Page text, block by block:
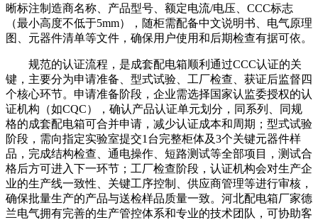
晰标注制造商名称、产品型号、额定电流/电压、CCC标志
（最小高度不低于5mm），随柜需配备中文说明书、电气原理
图、元器件清单等文件，确保用户使用和后期检查有据可依。
规范的认证流程，是成套配电箱顺利通过CCC认证的关
键，主要分为申请准备、型式试验、工厂检查、获证后监督四
个核心环节。申请准备阶段，企业需选择国家认监委授权的认
证机构（如CQC），确认产品认证单元划分，同系列、同规
格的成套配电箱可合并申请，减少认证成本和周期；型式试验
阶段，需向指定实验室提交1台完整柜体及3个关键元器件样
品，完成结构检查、通电操作、短路测试等全部项目，测试合
格后方可进入下一环节；工厂检查阶段，认证机构会对生产企
业的生产线一致性、关键工序控制、供应商管理等进行审核，
确保批量生产的产品与送检样品质量一致。河北配电箱厂家德
兰电气拥有完善的生产管控体系和专业的技术团队，可协助客